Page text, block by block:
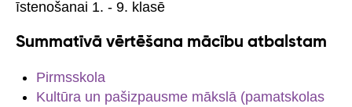
īstenošanai 1. - 9. klasē
Summatīvā vērtēšana mācību atbalstam
Pirmsskola
Kultūra un pašizpausme mākslā (pamatskolas